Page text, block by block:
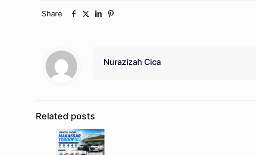
Share
Nurazizah Cica
Related posts